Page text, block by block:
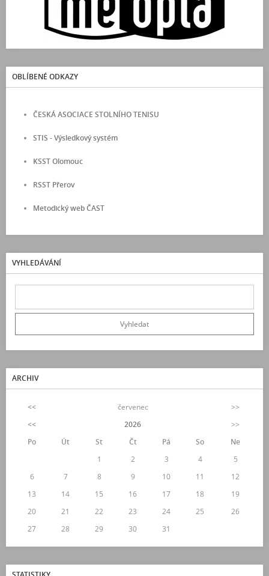
OBLÍBENÉ ODKAZY
ČESKÁ ASOCIACE STOLNÍHO TENISU
STIS - Výsledkový systém
KSST Olomouc
RSST Přerov
Metodický web ČAST
VYHLEDÁVÁNÍ
ARCHIV
<< červenec
>>
<<
2026
>>
Po
Út St Čt Pá So
Ne
1
2 3 4
5
6
7 8 9 10 11
12
13
14 15 16 17 18
19
20
21 22 23 24 25
26
27
28 29 30 31